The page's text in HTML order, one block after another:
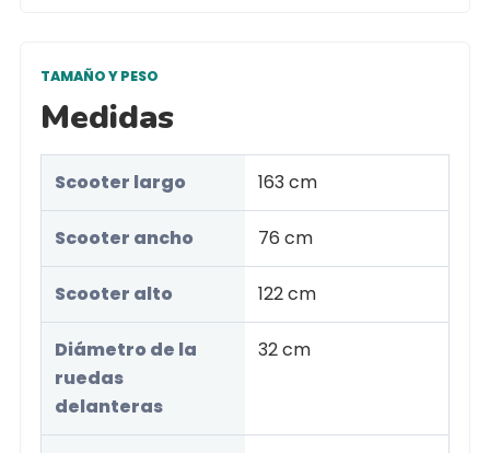
TAMAÑO Y PESO
Medidas
Scooter largo 163 cm
Scooter ancho 76 cm
Scooter alto 122 cm
Diámetro de la
ruedas
delanteras
32 cm